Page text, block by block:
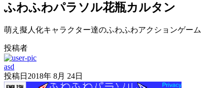
ふわふわパラソル花瓶カルタン
萌え擬人化キャラクター達のふわふわアクションゲーム
投稿者
asd
投稿日 2018年 8月 24日